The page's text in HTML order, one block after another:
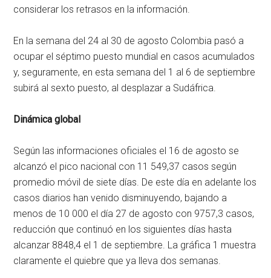
considerar los retrasos en la información.
En la semana del 24 al 30 de agosto Colombia pasó a
ocupar el séptimo puesto mundial en casos acumulados
y, seguramente, en esta semana del 1 al 6 de septiembre
subirá al sexto puesto, al desplazar a Sudáfrica.
Dinámica global
Según las informaciones oficiales el 16 de agosto se
alcanzó el pico nacional con 11 549,37 casos según
promedio móvil de siete días. De este día en adelante los
casos diarios han venido disminuyendo, bajando a
menos de 10 000 el día 27 de agosto con 9757,3 casos,
reducción que continuó en los siguientes días hasta
alcanzar 8848,4 el 1 de septiembre. La gráfica 1 muestra
claramente el quiebre que ya lleva dos semanas.